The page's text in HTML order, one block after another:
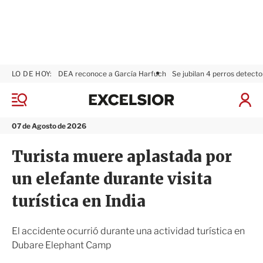
M
n
07 de Agosto de 2026
LO DE HOY: DEA reconoce a García Harfuch Se jubilan 4 perros
I
x
i
o
r
Turista muere aplastada por
un elefante durante visita
turística en India
El accidente ocurrió durante una actividad turística en
Dubare Elephant Camp